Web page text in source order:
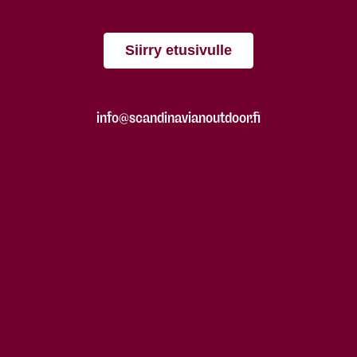
Siirry etusivulle
info@scandinavianoutdoor.fi